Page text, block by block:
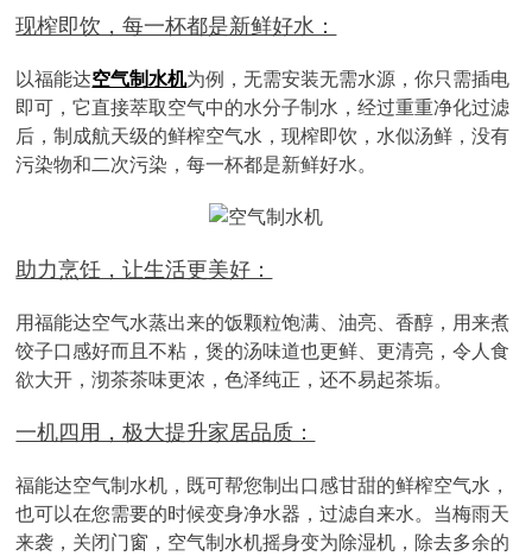
现榨即饮，每一杯都是新鲜好水：
以福能达空气制水机为例，无需安装无需水源，你只需插电
即可，它直接萃取空气中的水分子制水，经过重重净化过滤
后，制成航天级的鲜榨空气水，现榨即饮，水似汤鲜，没有
污染物和二次污染，每一杯都是新鲜好水。
助力烹饪，让生活更美好：
用福能达空气水蒸出来的饭颗粒饱满、油亮、香醇，用来煮
饺子口感好而且不粘，煲的汤味道也更鲜、更清亮，令人食
欲大开，沏茶茶味更浓，色泽纯正，还不易起茶垢。
一机四用，极大提升家居品质：
福能达空气制水机，既可帮您制出口感甘甜的鲜榨空气水，
也可以在您需要的时候变身净水器，过滤自来水。当梅雨天
来袭，关闭门窗，空气制水机摇身变为除湿机，除去多余的